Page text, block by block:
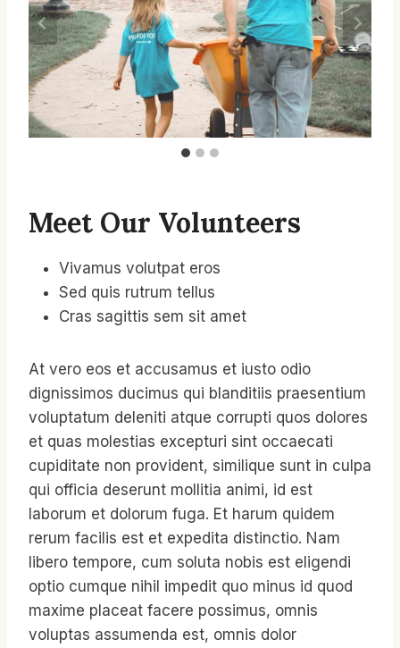
Meet Our Volunteers
Vivamus volutpat eros
Sed quis rutrum tellus
Cras sagittis sem sit amet
At vero eos et accusamus et iusto odio
dignissimos ducimus qui blanditiis praesentium
voluptatum deleniti atque corrupti quos dolores
et quas molestias excepturi sint occaecati
cupiditate non provident, similique sunt in culpa
qui officia deserunt mollitia animi, id est
laborum et dolorum fuga. Et harum quidem
rerum facilis est et expedita distinctio. Nam
libero tempore, cum soluta nobis est eligendi
optio cumque nihil impedit quo minus id quod
maxime placeat facere possimus, omnis
voluptas assumenda est, omnis dolor